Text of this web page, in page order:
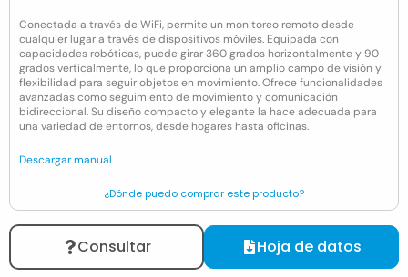
Conectada a través de WiFi, permite un monitoreo remoto desde
cualquier lugar a través de dispositivos móviles. Equipada con
capacidades robóticas, puede girar 360 grados horizontalmente y 90
grados verticalmente, lo que proporciona un amplio campo de visión y
flexibilidad para seguir objetos en movimiento. Ofrece funcionalidades
avanzadas como seguimiento de movimiento y comunicación
bidireccional. Su diseño compacto y elegante la hace adecuada para
una variedad de entornos, desde hogares hasta oficinas.
Descargar manual
¿Dónde puedo comprar este producto?
Consultar Hoja de datos